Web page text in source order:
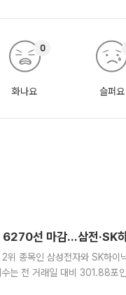
화나요
0
슬퍼요
선 마감…삼전·SK
위 종목인 삼성전자와 SK하
수는 전 거래일 대비 301.88